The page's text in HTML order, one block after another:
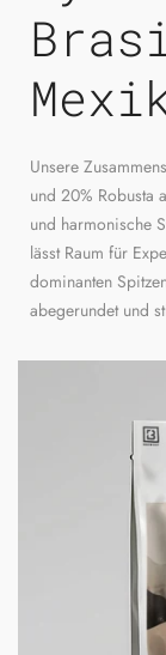
Unsere
und 20% Robusta
und harmonische
lässt Raum für
dominanten
abegerundet und